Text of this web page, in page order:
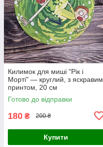
Килимок для миші "Рік і
Морті" — круглий, з яскравим
принтом, 20 см
Готово до відправки
180 ₴ 200 ₴
Купити